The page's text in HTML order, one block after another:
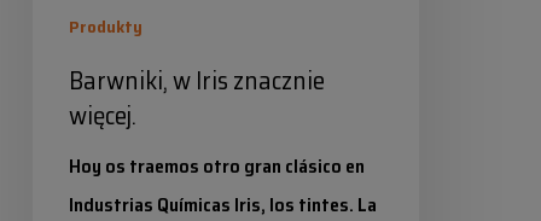
Produkty
Barwniki, w Iris znacznie
więcej.
Hoy os traemos otro gran clásico en
Industrias Químicas Iris, los tintes. La